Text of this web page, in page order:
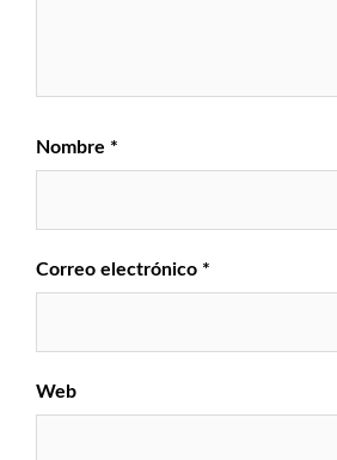
Nombre *
Correo electrónico *
Web